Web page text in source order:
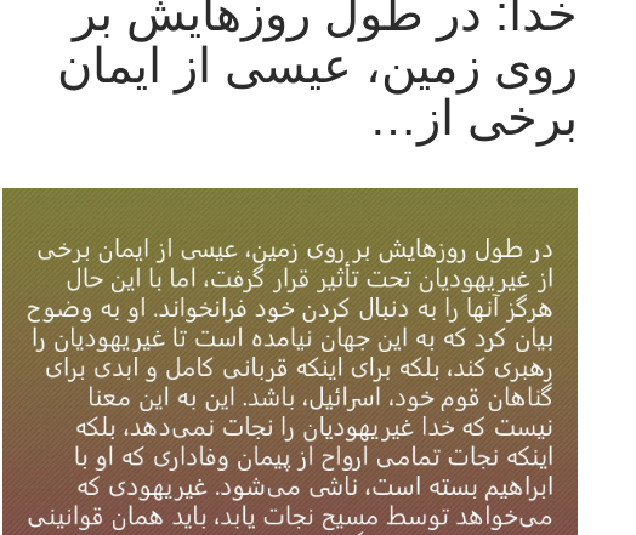
خدا: در طول روزهایش بر
روی زمین، عیسی از ایمان
برخی از…